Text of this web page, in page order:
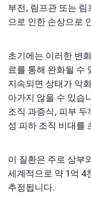
부전, 림프관 또는
으로 인한 손상으로
초기에는 이러한 변
료를 통해 완화될 수
지속되면 상태가 악
아가지 않을 수 있습
조직 과증식, 피부
성 피하 조직 비대를
이 질환은 주로 상부
세계적으로 약 1억 4
추정됩니다.